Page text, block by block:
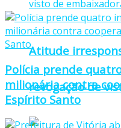
Atitude
revogação de
Polícia prende
milionária contra
Espírito Santo